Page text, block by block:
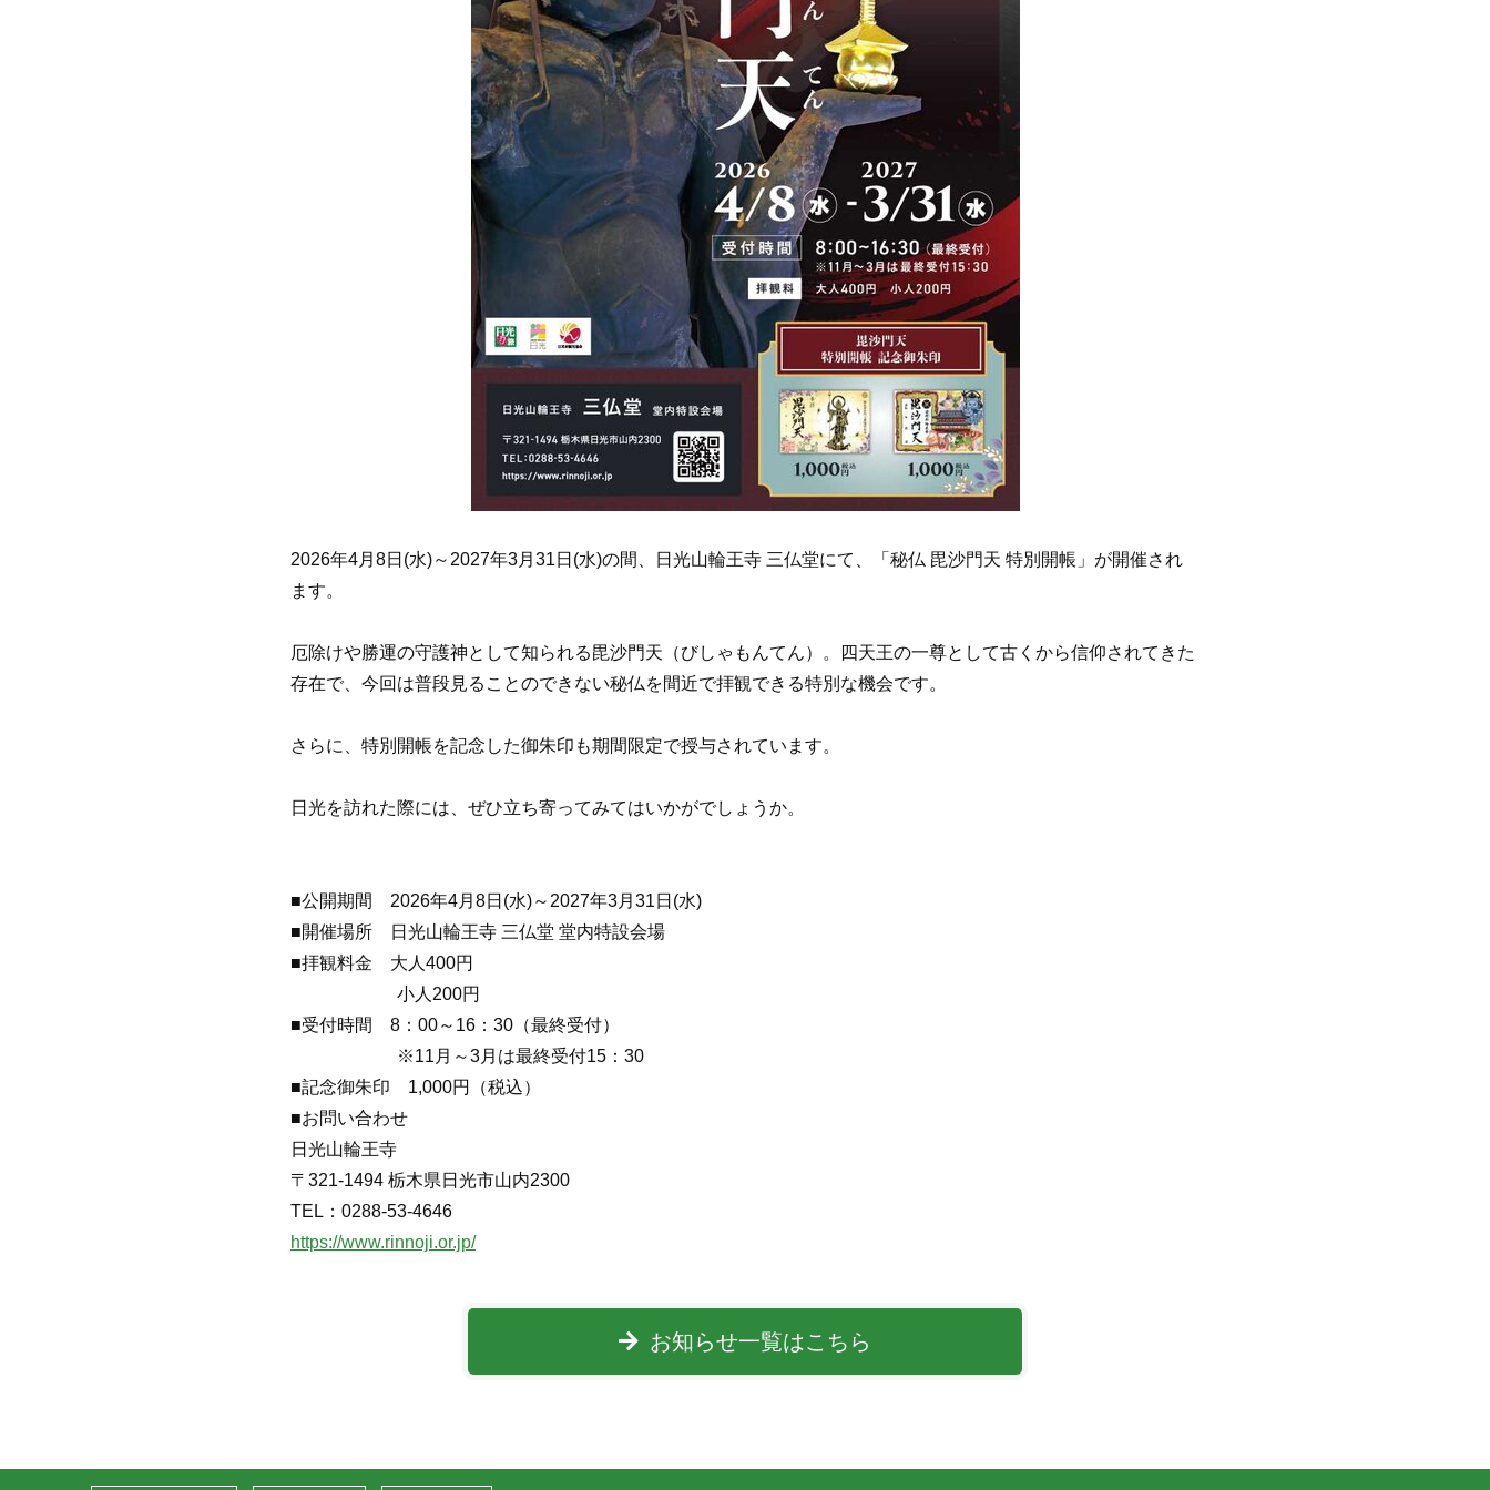
2026年4月8日(水)～2027年3月31日(水)の間、日光山輪王寺 三仏堂にて、「秘仏 毘沙門天 特別開帳」が開催され
ます。
厄除けや勝運の守護神として知られる毘沙門天（びしゃもんてん）。四天王の一尊として古くから信仰されてきた
存在で、今回は普段見ることのできない秘仏を間近で拝観できる特別な機会です。
さらに、特別開帳を記念した御朱印も期間限定で授与されています。
日光を訪れた際には、ぜひ立ち寄ってみてはいかがでしょうか。
■公開期間 2026年4月8日(水)～2027年3月31日(水)
■開催場所 日光山輪王寺 三仏堂 堂内特設会場
■拝観料金 大人400円
小人200円
■受付時間 8：00～16：30（最終受付）
※11月～3月は最終受付15：30
■記念御朱印 1,000円（税込）
■お問い合わせ
日光山輪王寺
〒321-1494 栃木県日光市山内2300
TEL：0288-53-4646
https://www.rinnoji.or.jp/
お知らせ一覧はこちら